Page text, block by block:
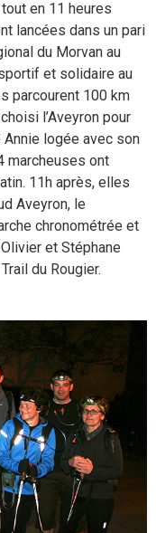
en 11 heures
lancées dans un pari
du Morvan au
et solidaire au
parcourent 100 km
l’Aveyron pour
Annie logée avec son
marcheuses ont
11h après, elles
Aveyron, le
chronométrée et
et Stéphane
du Rougier.